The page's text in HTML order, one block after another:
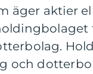
äger aktier
och